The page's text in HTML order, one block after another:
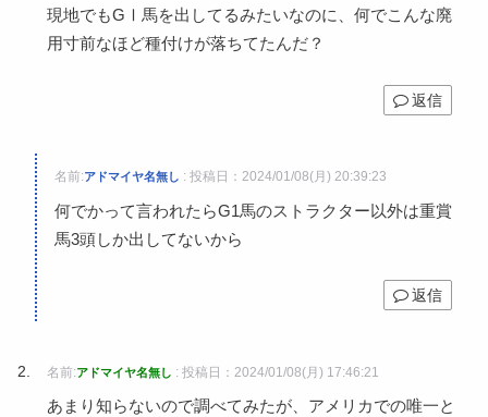
現地でもGⅠ馬を出してるみたいなのに、何でこんな廃
用寸前なほど種付けが落ちてたんだ？
返信
名前:アドマイヤ名無し : 投稿日：2024/01/08(月) 20:39:23
何でかって言われたらG1馬のストラクター以外は重賞
馬3頭しか出してないから
返信
名前:アドマイヤ名無し : 投稿日：2024/01/08(月) 17:46:21
あまり知らないので調べてみたが、アメリカでの唯一と